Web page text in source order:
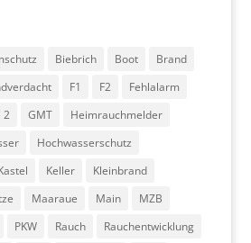
Biebrich Boot
Brand
F1 F2
Fehlalarm
2 GMT
Heimrauchmelder
Hochwasserschutz
Keller
Kleinbrand
Maaraue Main
MZB
PKW Rauch
Rauchentwicklung